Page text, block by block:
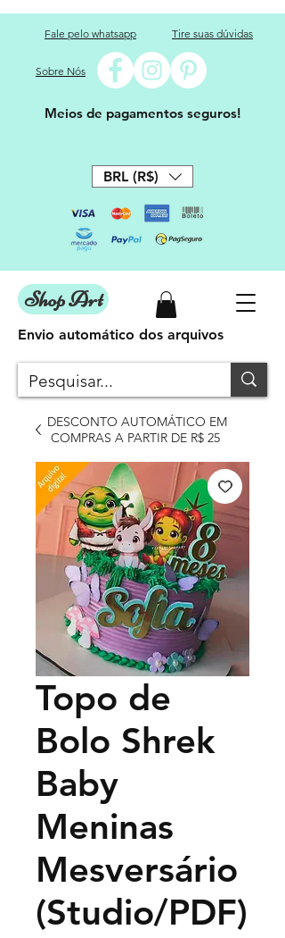
Fale pelo whatsapp Tire suas dúvidas
Sobre Nós
Meios de pagamentos seguros!
BRL (R$)
Shop Art
DESCONTO AUTOMÁTICO EM
COMPRAS A PARTIR DE R$ 25
Envio automático dos arquivos
Topo de
Bolo Shrek
Baby
Meninas
Mesversário
(Studio/PDF)